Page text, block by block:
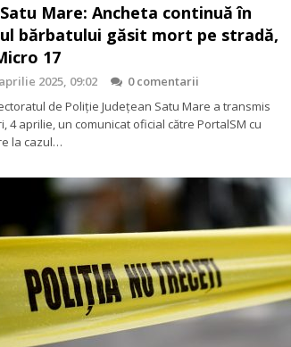
Satu Mare: Ancheta continuă în
bărbatului găsit mort pe stradă,
17
2025, 09:02
0 comentarii
de Poliție Județean Satu Mare a transmis
4 aprilie, un comunicat oficial către PortalSM cu
la cazul…